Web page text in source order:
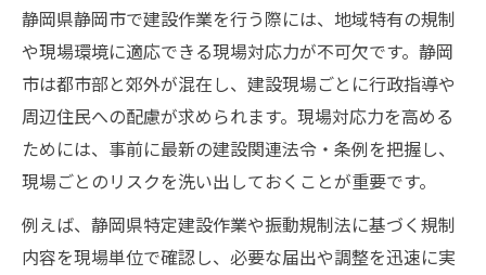
静岡県静岡市で建設作業を行う際には、地域特有の規制
や現場環境に適応できる現場対応力が不可欠です。静岡
市は都市部と郊外が混在し、建設現場ごとに行政指導や
周辺住民への配慮が求められます。現場対応力を高める
ためには、事前に最新の建設関連法令・条例を把握し、
現場ごとのリスクを洗い出しておくことが重要です。
例えば、静岡県特定建設作業や振動規制法に基づく規制
内容を現場単位で確認し、必要な届出や調整を迅速に実